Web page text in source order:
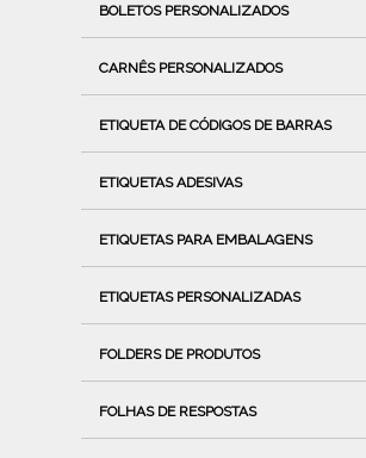
BOLETOS PERSONALIZADOS
CARNÊS PERSONALIZADOS
ETIQUETA DE CÓDIGOS DE BARRAS
ETIQUETAS ADESIVAS
ETIQUETAS PARA EMBALAGENS
ETIQUETAS PERSONALIZADAS
FOLDERS DE PRODUTOS
FOLHAS DE RESPOSTAS